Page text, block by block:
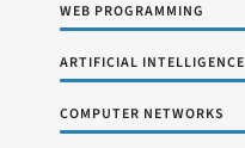
WEB PROGRAMMING
ARTIFICIAL INTELLIGENCE
COMPUTER NETWORKS